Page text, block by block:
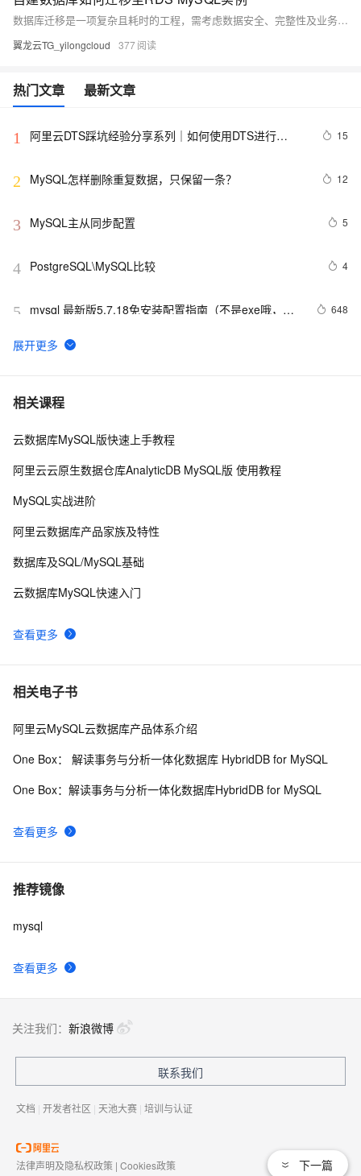
数据库迁移是一项复杂且耗时的工程，需考虑数据安全、完整性及业务中断影响。使用阿里云数据传输服务DTS，可快速、平滑完成迁移任务，将应用停机时间降至分钟级。您还可通过全量备份自建数据库并恢复至RDS MySQL实例，实现间接迁移上云。
翼龙云TG_yilongcloud 377
热门文章 最新文章
1
阿里云DTS踩坑经验分享系列｜如何使用DTS进行
15
2 MySQL怎样删除重复数据，只保留一条？ 12
3 MySQL主从同步配置 5
4 PostgreSQL\MySQL比较 4
5
mysql 最新版5.7.18免安装配置指南（不是exe哦，下
648
6 mySQL 使用通配符模糊查询
7 【阿里云新品发布·周刊】第11期：云数据库 MySQL 8.0
8 mysql 状态访问方法
10Mysql笔记--常用命令
相关课程
查看更多
云数据库MySQL版快速上手教程
阿里云云原生数据仓库AnalyticDB MySQL版 使用教程
MySQL实战进阶
阿里云数据库产品家族及特性
数据库及SQL/MySQL基础
云数据库MySQL快速入门
相关电子书
查看更多
阿里云MySQL云数据库产品体系介绍
One Box： 解读事务与分析一体化数据库 HybridDB for MySQL
One Box：解读事务与分析一体化数据库HybridDB for MySQL
推荐镜像
查看更多
mysql
下一篇
关注我们： 新浪微博
联系我们
文档 | 开发者社区 | 天池大赛 | 培训与认证
法律声明及隐私权政策 | Cookies政策